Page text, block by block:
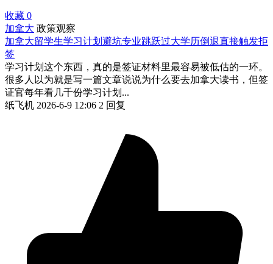
收藏 0
加拿大 政策观察
加拿大留学生学习计划避坑专业跳跃过大学历倒退直接触发拒
签
学习计划这个东西，真的是签证材料里最容易被低估的一环。
很多人以为就是写一篇文章说说为什么要去加拿大读书，但签
证官每年看几千份学习计划...
纸飞机 2026-6-9 12:06 2 回复